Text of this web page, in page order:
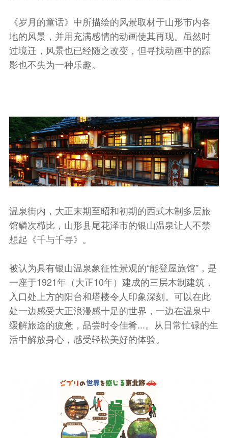
《岁月的童话》中所描绘的风景取材于山形市内各
地的风景，并用充满感情的动画使其再现。虽然时
过境迁，风景也已经随之改变，但寻找动画中的踪
影也不失为一种乐趣。
温泉街内，大正末期至昭和初期的西式木制多层旅
馆鳞次栉比，山形县尾花泽市的银山温泉让人不禁
想起《千与千寻》。
被认为具有银山温泉象征性景观的“能登屋旅馆”，是
一座于1921年（大正10年）建成的三层木制建筑，
入口处上方的阳台和塔楼令人印象深刻。可以在此
处一边感受大正浪漫感十足的世界，一边在温泉中
缓解旅途的疲惫，品尝时令佳肴...。从日常忙碌的生
活中解放身心，感受轻松美好的体验。